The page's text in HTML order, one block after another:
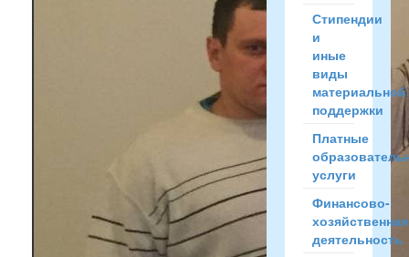
Стипендии
и
иные
виды
материальной
поддержки
Платные
услуги
Финансово-
хозяйственная
деятельность